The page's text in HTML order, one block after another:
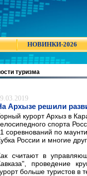
НОВИНКИ-2026
туризма
Архызе решили
курорт Архыз в
спорта
соревнований по
России и многие
считают в
проведение
больше туристов в